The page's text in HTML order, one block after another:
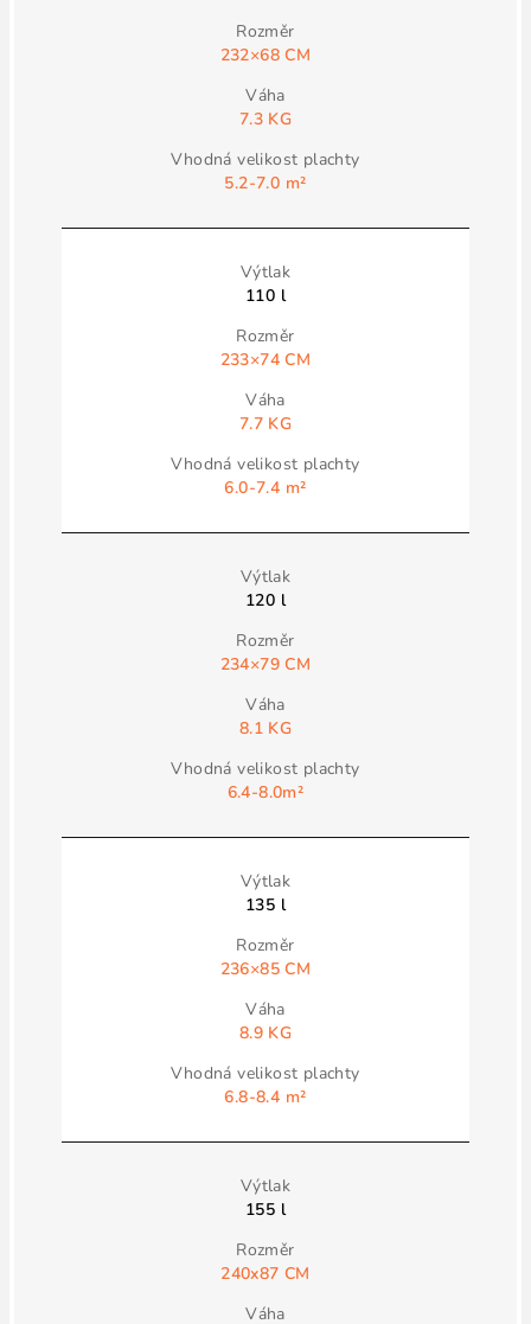
232×68 CM
7.3 KG
5.2-7.0 m²
110 l
233×74 CM
7.7 KG
6.0-7.4 m²
120 l
234×79 CM
8.1 KG
6.4-8.0m²
135 l
236×85 CM
8.9 KG
6.8-8.4 m²
155 l
240x87 CM